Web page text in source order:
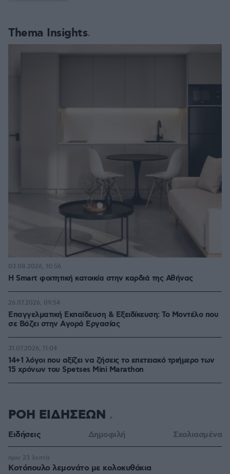
Thema Insights
Η Smart φοιτητική κατοικία στην καρδιά της Αθήνας
03.08.2026, 10:56
Επαγγελματική Εκπαίδευση & Εξειδίκευση: Το Mοντέλο που
σε Bάζει στην Aγορά Eργασίας
26.07.2026, 09:54
14+1 λόγοι που αξίζει να ζήσεις το επετειακό τριήμερο των
15 χρόνων του Spetses Mini Marathon
31.07.2026, 11:04
ΡΟΗ ΕΙΔΗΣΕΩΝ
Ειδήσεις Δημοφιλή Σχολιασμένα
Κοτόπουλο λεμονάτο με κολοκυθάκια
πριν 23 λεπτά